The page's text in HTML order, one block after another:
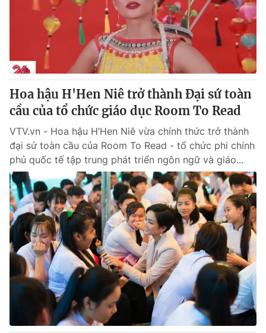
Hoa hậu H'Hen Niê trở thành Đại sứ toàn
cầu của tổ chức giáo dục Room To Read
VTV.vn - Hoa hậu H’Hen Niê vừa chính thức trở thành
đại sứ toàn cầu của Room To Read - tổ chức phi chính
phủ quốc tế tập trung phát triển ngôn ngữ và giáo...